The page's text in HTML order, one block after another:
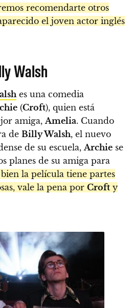
recomendarte otros
el joven actor inglés
Walsh
es una comedia
(Croft), quien está
amiga, Amelia. Cuando
de Billy Walsh, el nuevo
de su escuela, Archie se
planes de su amiga para
bien la película tiene partes
vale la pena por Croft y